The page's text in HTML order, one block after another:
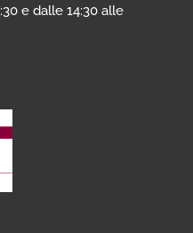
e dalle 14:30 alle